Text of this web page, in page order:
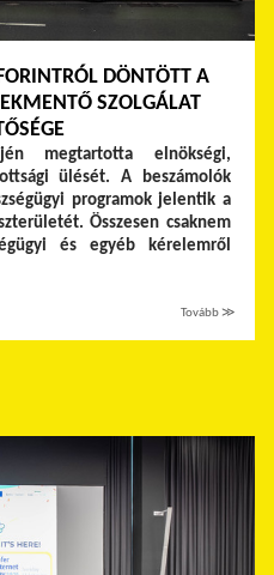
DÖNTÖTT A
SZOLGÁLAT
megtartotta elnökségi,
ülését. A beszámolók
programok jelentik a
Összesen csaknem
és egyéb kérelemről
Tovább ≫